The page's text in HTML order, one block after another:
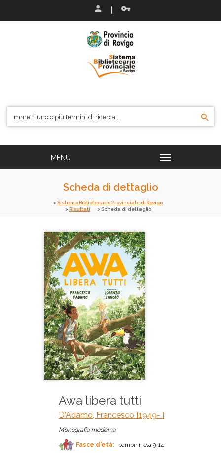
Scheda di dettaglio
Sistema Bibliotecario Provinciale di Rovigo
Risultati
Scheda di dettaglio
Awa libera tutti
D'Adamo, Francesco [1949- ]
Monografia moderna
Fasce d'età: bambini, età 9-14